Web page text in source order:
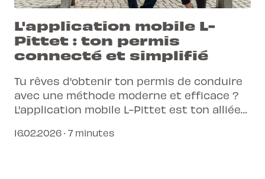
L'application mobile L-
Pittet : ton permis
connecté et simplifié
Tu rêves d'obtenir ton permis de conduire
avec une méthode moderne et efficace ?
L'application mobile L-Pittet est ton alliée
connecté et sans stress.
16.02.2026 · 7 minutes